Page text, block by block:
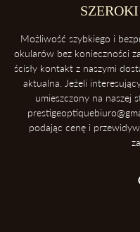
5. Ściąganie okularów
Możliwość szybkiego i
okularów bez konieczności
ścisły kontakt z naszymi
aktualna. Jeżeli
umieszczony na naszej
podając cenę i